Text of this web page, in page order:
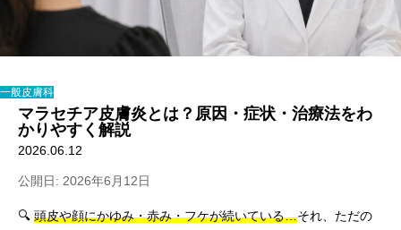
一般皮膚科
マラセチア皮膚炎とは？原因・症状・治療法をわ
かりやすく解説
2026.06.12
公開日: 2026年6月12日
🔍 頭皮や顔にかゆみ・赤み・フケが続いている…それ、ただの